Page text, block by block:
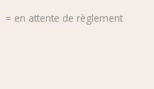
= en attente de règlement